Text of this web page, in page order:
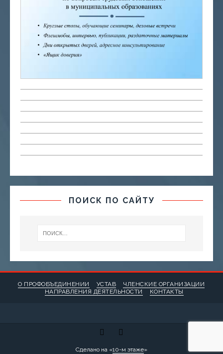
ПОИСК ПО САЙТУ
О ПРОФОБЪЕДИНЕНИИ УСТАВ
ЧЛЕНСКИЕ ОРГАНИЗАЦИИ
НАПРАВЛЕНИЯ ДЕЯТЕЛЬНОСТИ
КОНТАКТЫ
Сделано на «10-м этаже»